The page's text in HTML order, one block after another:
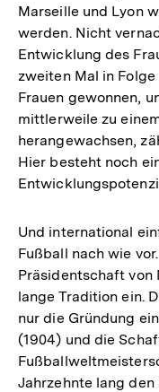
Marseille und Lyon
werden. Nicht
Entwicklung des
zweiten Mal in
Frauen gewonnen,
mittlerweile zu
herangewachsen,
Hier besteht noch
Und international
Fußball nach wie
Präsidentschaft von
lange Tradition ein.
nur die Gründung
(1904) und die
Jahrzehnte lang